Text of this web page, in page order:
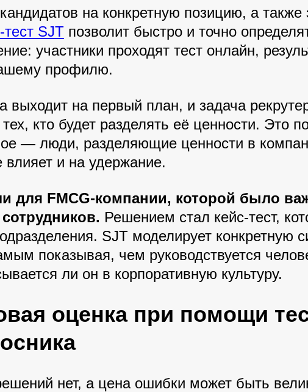
на конкретную позицию, а
тест SJT позволит быстро и точно
участники проходят тест онлайн,
профилю.
выходит на первый план, и задача
кто будет разделять её ценности. Это
— люди, разделяющие ценности в
и на удержание.
для FMCG-компании, которой было
Решением стал кейс-тест,
SJT моделирует конкретную
показывая, чем руководствуется
ли он в корпоративную культуру.
оценка при помощи
нет, а цена ошибки может быть